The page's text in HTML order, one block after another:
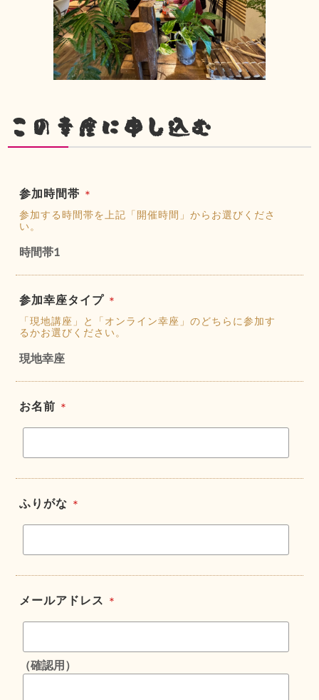
この幸座に申し込む
参加時間帯 ＊
参加する時間帯を上記「開催時間」からお選びくださ
い。
時間帯1
参加幸座タイプ ＊
「現地講座」と「オンライン幸座」のどちらに参加す
るかお選びください。
現地幸座
お名前 ＊
ふりがな ＊
メールアドレス ＊
（確認用）